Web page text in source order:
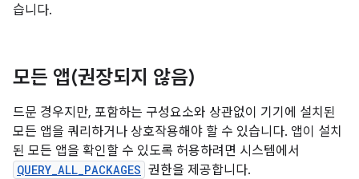
습니다.
모든 앱(권장되지 않음)
드문 경우지만, 포함하는 구성요소와 상관없이 기기에 설치된
모든 앱을 쿼리하거나 상호작용해야 할 수 있습니다. 앱이 설치
된 모든 앱을 확인할 수 있도록 허용하려면 시스템에서
QUERY_ALL_PACKAGES 권한을 제공합니다.